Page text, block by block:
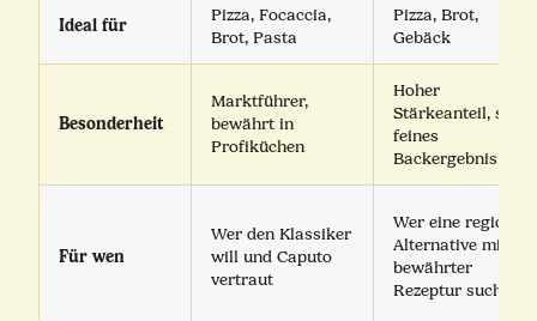
Ideal für
Pizza, Focaccia,
Brot, Pasta
Pizza, Brot,
Gebäck
Besonderheit
Marktführer,
bewährt in
Profiküchen
Hoher
Stärkeanteil, sehr
feines
Backergebnis
Für wen
Wer den Klassiker
will und Caputo
vertraut
Wer eine regionale
Alternative mit
bewährter
Rezeptur sucht